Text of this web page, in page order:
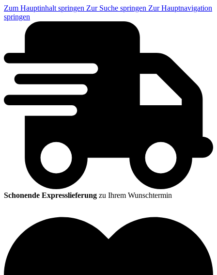
Zum Hauptinhalt springen Zur Suche springen Zur Hauptnavigation
springen
Schonende Expresslieferung zu Ihrem Wunschtermin